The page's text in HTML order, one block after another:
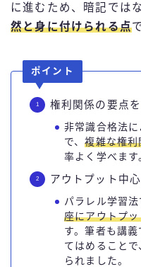
に進むため、暗記では
然と身に付けられる点
ポイント
権利関係の要点
非常識合格法に
で、複雑な権
率よく学べます
アウトプット中
パラレル学習
座にアウトプ
す。筆者も講
てはめることで
られました。